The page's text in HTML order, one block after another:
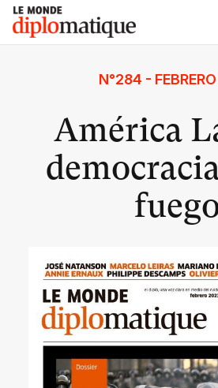
Skip
content
Le monde diplomatique
N°284 -
América